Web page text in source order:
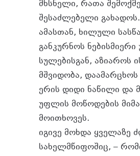
მხსნელი, რათა
შესაძლებელი გახადოს.
ამასთან, ხილული
განკურნოს
სულებისგან, აზიაროს
მშვიდობა,
ერის დიდი ნაწილი და
უფლის მოწოდების
მოითხოვეს.
იგივე მოხდა
სახელმწიფოშიც, –